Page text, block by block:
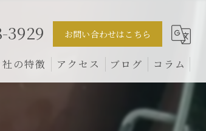
3929 お問い合わせはこちら
社の特徴 アクセス ブログ コラム